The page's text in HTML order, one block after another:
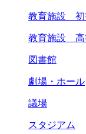
教育施設 初
教育施設 高
図書館
劇場・ホール
議場
スタジアム